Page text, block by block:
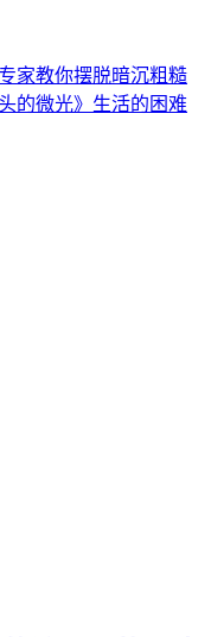
家教你摆脱暗沉粗糙
的微光》生活的困难